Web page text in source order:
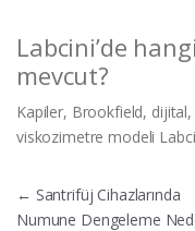
Labcini’de
mevcut?
Kapiler, Brookfield,
viskozimetre modeli
Yazı gezinmesi
← Santrifüj Cihazlarında
Numune Dengeleme